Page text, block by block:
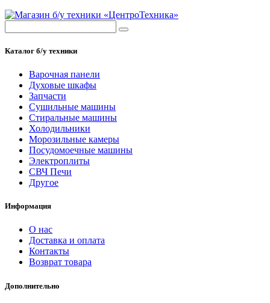
Каталог б/у техники
Варочная панели
Духовые шкафы
Запчасти
Сушильные машины
Стиральные машины
Холодильники
Морозильные камеры
Посудомоечные машины
Электроплиты
СВЧ Печи
Другое
Информация
О нас
Доставка и оплата
Контакты
Возврат товара
Дополнительно